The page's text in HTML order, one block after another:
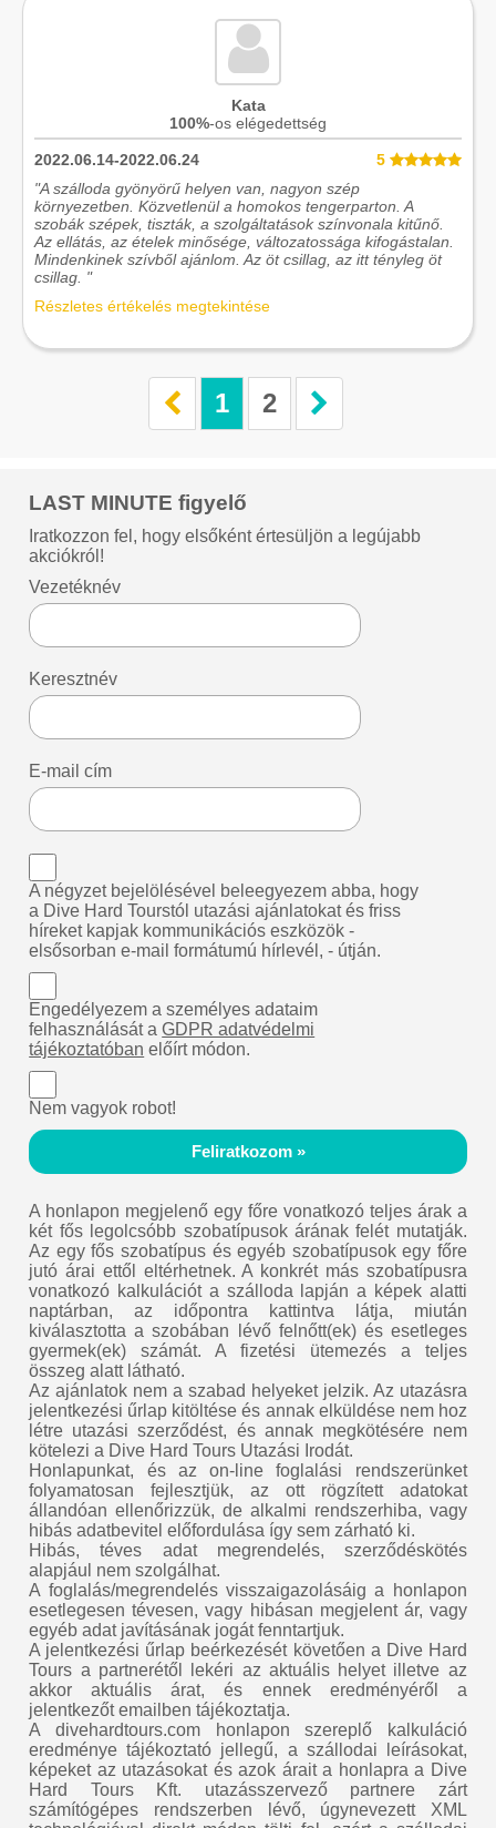
Kata
100%-os elégedettség
2022.06.14-2022.06.24
5
"A szálloda gyönyörű helyen van, nagyon szép
környezetben. Közvetlenül a homokos tengerparton. A
szobák szépek, tiszták, a szolgáltatások színvonala kitűnő.
Az ellátás, az ételek minősége, változatossága kifogástalan.
Mindenkinek szívből ajánlom. Az öt csillag, az itt tényleg öt
csillag. "
Részletes értékelés megtekintése
1 2
LAST MINUTE figyelő
Iratkozzon fel, hogy elsőként értesüljön a legújabb
akciókról!
Vezetéknév
Keresztnév
E-mail cím
A négyzet bejelölésével beleegyezem abba, hogy
a Dive Hard Tourstól utazási ajánlatokat és friss
híreket kapjak kommunikációs eszközök -
elsősorban e-mail formátumú hírlevél, - útján.
Engedélyezem a személyes adataim
felhasználását aGDPR adatvédelmi
tájékoztatóban előírt módon.
Nem vagyok robot!
Feliratkozom »
A honlapon megjelenő egy főre vonatkozó teljes árak a
két fős legolcsóbb szobatípusok árának felét mutatják.
Az egy fős szobatípus és egyéb szobatípusok egy főre
jutó árai ettől eltérhetnek. A konkrét más szobatípusra
vonatkozó kalkulációt a szálloda lapján a képek alatti
naptárban, az időpontra kattintva látja, miután
kiválasztotta a szobában lévő felnőtt(ek) és esetleges
gyermek(ek) számát. A fizetési ütemezés a teljes
összeg alatt látható.
Az ajánlatok nem a szabad helyeket jelzik. Az utazásra
jelentkezési űrlap kitöltése és annak elküldése nem hoz
létre utazási szerződést, és annak megkötésére nem
kötelezi a Dive Hard Tours Utazási Irodát.
Honlapunkat, és az on-line foglalási rendszerünket
folyamatosan fejlesztjük, az ott rögzített adatokat
állandóan ellenőrizzük, de alkalmi rendszerhiba, vagy
hibás adatbevitel előfordulása így sem zárható ki.
Hibás, téves adat megrendelés, szerződéskötés
alapjául nem szolgálhat.
A foglalás/megrendelés visszaigazolásáig a honlapon
esetlegesen tévesen, vagy hibásan megjelent ár, vagy
egyéb adat javításának jogát fenntartjuk.
A jelentkezési űrlap beérkezését követően a Dive Hard
Tours a partnerétől lekéri az aktuális helyet illetve az
akkor aktuális árat, és ennek eredményéről a
jelentkezőt emailben tájékoztatja.
A divehardtours.com honlapon szereplő kalkuláció
eredménye tájékoztató jellegű, a szállodai leírásokat,
képeket az utazásokat és azok árait a honlapra a Dive
Hard Tours Kft. utazásszervező partnere zárt
számítógépes rendszerben lévő, úgynevezett XML